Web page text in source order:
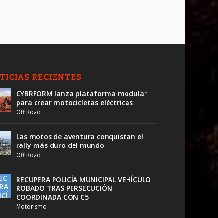
RECIENTES
CYBRFORM lanza plataforma modular
para crear motocicletas eléctricas
Off Road
Las motos de aventura conquistan el
rally más duro del mundo
Off Road
RECUPERA POLICÍA MUNICIPAL VEHÍCULO
ROBADO TRAS PERSECUCIÓN
COORDINADA CON C5
Motorismo